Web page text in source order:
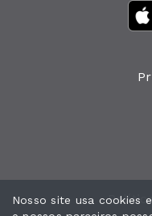
Nosso site usa cookies